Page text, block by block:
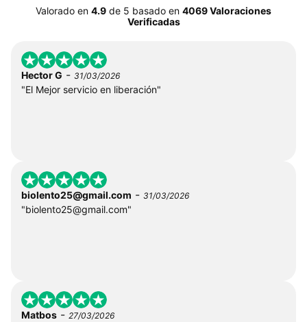
Valorado en 4.9 de 5 basado en 4069 Valoraciones
Verificadas
Hector G - 31/03/2026
"El Mejor servicio en liberación"
biolento25@gmail.com - 31/03/2026
"biolento25@gmail.com"
Matbos - 27/03/2026